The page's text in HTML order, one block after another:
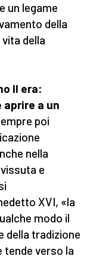
un legame
della
della
II era:
a un
poi
nella
e
XVI, «la
modo il
della tradizione
tende verso la